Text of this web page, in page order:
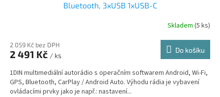
Bluetooth, 3xUSB 1xUSB-C
Skladem (5 ks)
2 059 Kč bez DPH
2 491 Kč / ks
Do košíku
1DIN multimediální autorádio s operačním softwarem Android, Wi-Fi,
GPS, Bluetooth, CarPlay / Android Auto. Výhodu rádia je vybavení
ovládacími prvky jako je např.: nastavení...